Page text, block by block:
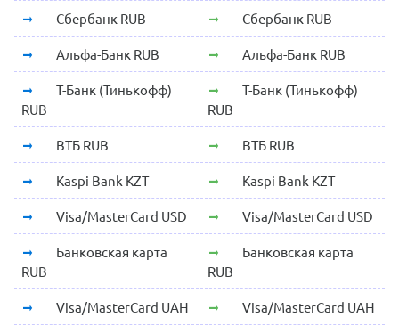
Сбербанк RUB Сбербанк RUB
Альфа-Банк RUB Альфа-Банк RUB
Т-Банк (Тинькофф)
RUB
Т-Банк (Тинькофф)
RUB
ВТБ RUB ВТБ RUB
Kaspi Bank KZT Kaspi Bank KZT
Visa/MasterCard USD Visa/MasterCard USD
Банковская карта
RUB
Банковская карта
RUB
Visa/MasterCard UAH Visa/MasterCard UAH